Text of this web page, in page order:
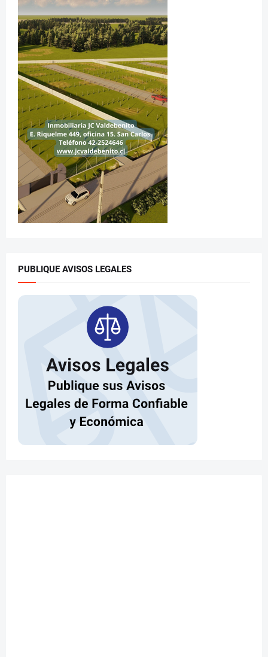
PUBLIQUE AVISOS LEGALES